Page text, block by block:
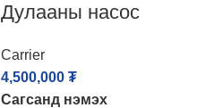
Дулааны насос
Carrier
4,500,000 ₮
Сагсанд нэмэх